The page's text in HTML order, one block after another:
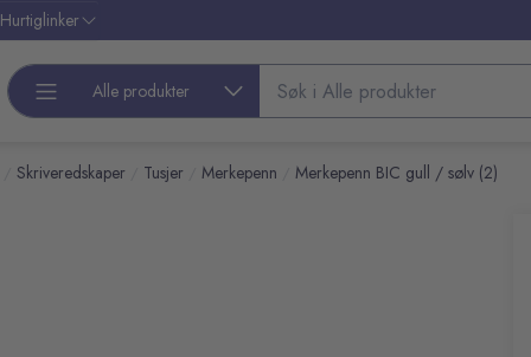
Hurtiglinker
Alle produkter Søk etter produkter
Skriveredskaper Tusjer Merkepenn Merkepenn BIC gull / sølv (2)